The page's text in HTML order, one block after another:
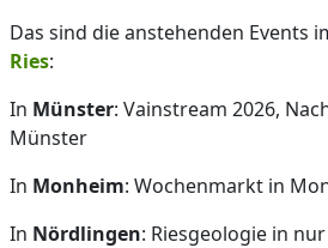
Das sind die anstehenden Events
Ries:
In Münster: Vainstream 2026,
Münster
In Monheim: Wochenmarkt in
In Nördlingen: Riesgeologie in